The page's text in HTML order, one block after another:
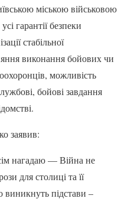
міською військовою
гарантії безпеки
стабільної
виконання бойових чи
можливість
бойові завдання
заявив:
нагадаю — Війна не
для столиці та її
виникнуть підстави –